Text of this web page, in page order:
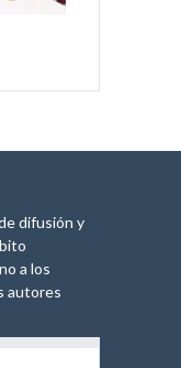
difusión y
a los
autores